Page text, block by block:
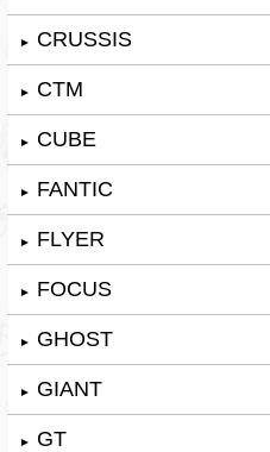
► CRUSSIS
► CTM
► CUBE
► FANTIC
► FLYER
► FOCUS
► GHOST
► GIANT
► GT